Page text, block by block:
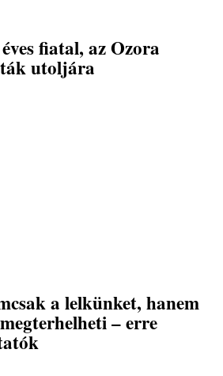
fiatal, az Ozora
utoljára
a lelkünket, hanem
– erre